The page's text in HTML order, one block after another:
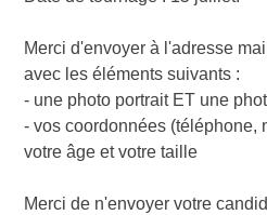
Merci d'envoyer à l'adresse
avec les éléments suivants :
- une photo portrait ET une
- vos coordonnées (téléphone,
votre âge et votre taille
Merci de n'envoyer votre